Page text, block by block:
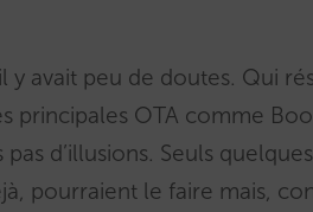
avait peu de doutes. Qui
principales OTA comme
d’illusions. Seuls
pourraient le faire mais,